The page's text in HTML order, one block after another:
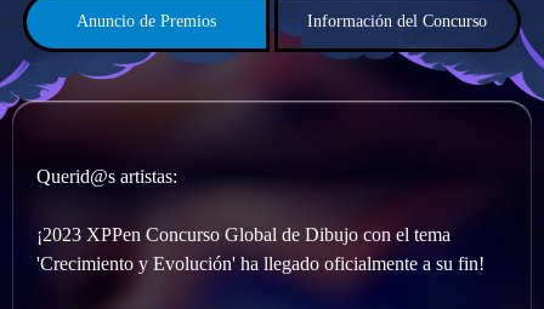
Anuncio de Premios Información del Concurso
Querid@s artistas:
¡2023 XPPen Concurso Global de Dibujo con el tema
'Crecimiento y Evolución' ha llegado oficialmente a su fin!